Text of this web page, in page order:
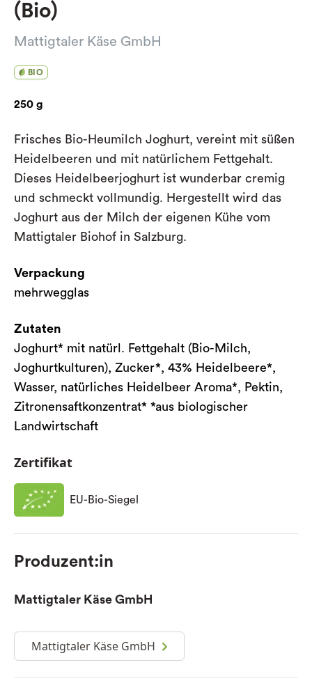
(Bio)
Mattigtaler Käse GmbH
BIO
250 g
Frisches Bio-Heumilch Joghurt, vereint mit süßen
Heidelbeeren und mit natürlichem Fettgehalt.
Dieses Heidelbeerjoghurt ist wunderbar cremig
und schmeckt vollmundig. Hergestellt wird das
Joghurt aus der Milch der eigenen Kühe vom
Mattigtaler Biohof in Salzburg.
Verpackung
mehrwegglas
Zutaten
Joghurt* mit natürl. Fettgehalt (Bio-Milch,
Joghurtkulturen), Zucker*, 43% Heidelbeere*,
Wasser, natürliches Heidelbeer Aroma*, Pektin,
Zitronensaftkonzentrat* *aus biologischer
Landwirtschaft
Zertifikat
EU-Bio-Siegel
Produzent:in
Mattigtaler Käse GmbH
Mattigtaler Käse GmbH